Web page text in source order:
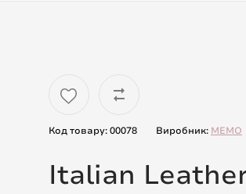
Код товару: 00078 Виробник: MEMO
Italian